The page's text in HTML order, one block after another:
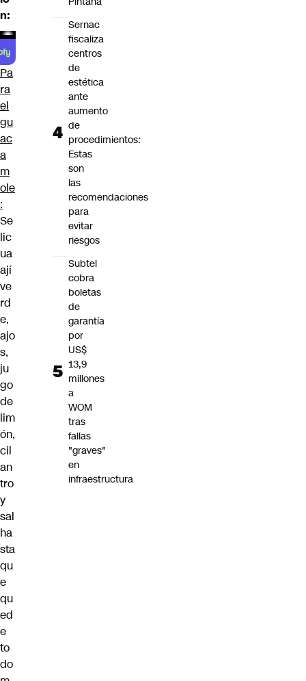
n:
Pa
ra
el
gu
ac
a
m
ole
:
Se
lic
ua
ají
ve
rd
e,
ajo
s,
ju
go
de
lim
ón,
cil
an
tro
y
sal
ha
sta
qu
e
qu
ed
e
to
do
Sernac
fiscaliza
centros
de
estética
ante
aumento
de
procedimientos:
Estas
son
las
recomendaciones
para
evitar
riesgos
Subtel
cobra
boletas
de
garantía
por
US$
13,9
millones
a
WOM
tras
fallas
"graves"
en
infraestructura